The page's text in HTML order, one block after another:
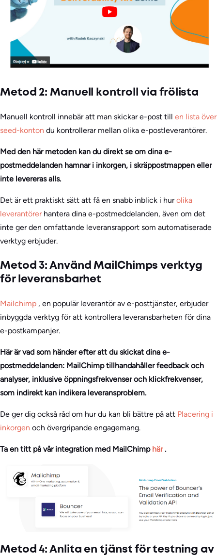
Metod 2: Manuell kontroll via frölista
Manuell kontroll innebär att man skickar e-post till en lista över
seed-konton du kontrollerar mellan olika e-postleverantörer.
Med den här metoden kan du direkt se om dina e-
postmeddelanden hamnar i inkorgen, i skräppostmappen eller
inte levereras alls.
Det är ett praktiskt sätt att få en snabb inblick i hurolika
leverantörer hantera dina e-postmeddelanden, även om det
inte ger den omfattande leveransrapport som automatiserade
verktyg erbjuder.
Metod 3: Använd MailChimps verktyg
för leveransbarhet
Mailchimp , en populär leverantör av e-posttjänster, erbjuder
inbyggda verktyg för att kontrollera leveransbarheten för dina
e-postkampanjer.
Här är vad som händer efter att du skickat dina e-
postmeddelanden: MailChimp tillhandahåller feedback och
analyser, inklusive öppningsfrekvenser och klickfrekvenser,
som indirekt kan indikera leveransproblem.
De ger dig också råd om hur du kan bli bättre på att Placering i
inkorgen och övergripande engagemang.
Ta en titt på vår integration med MailChimp här.
Metod 4: Anlita en tjänst för testning av